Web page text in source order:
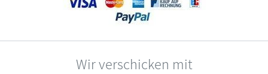
Wir verschicken mit